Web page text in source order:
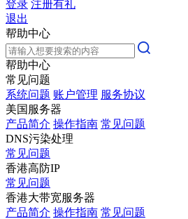
登录 注册有礼
退出
帮助中心
帮助中心
常见问题
系统问题 账户管理 服务协议
美国服务器
产品简介 操作指南 常见问题
DNS污染处理
常见问题
香港高防IP
常见问题
香港大带宽服务器
产品简介 操作指南 常见问题